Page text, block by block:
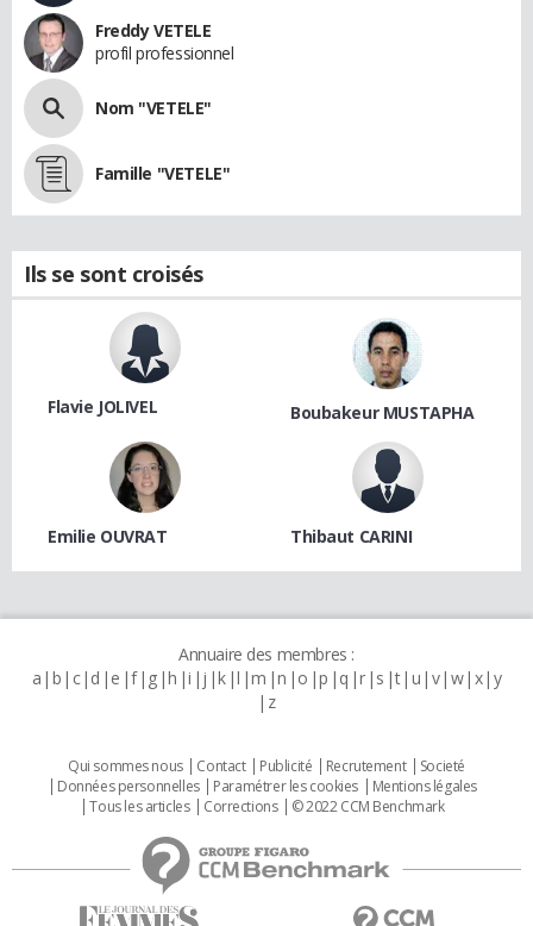
Freddy VETELE
profil professionnel
Nom "VETELE"
Famille "VETELE"
Ils se sont croisés
Flavie JOLIVEL Boubakeur MUSTAPHA
Emilie OUVRAT Thibaut CARINI
Annuaire des membres :
a b c d e f g h i j k l m n o p q r s t u v w x y
z
Qui sommes nous Contact Publicité Recrutement
Societé
Données personnelles
Paramétrer les cookies
Mentions légales
Tous les articles
Corrections © 2022 CCM Benchmark